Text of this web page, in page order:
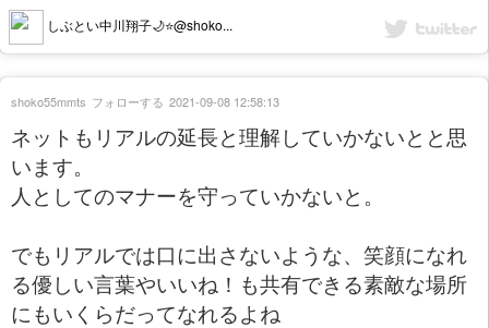
しぶとい中川翔子🌙⭐️@shoko...
ネットもリアルの延長と理解していかないとと思
います。
人としてのマナーを守っていかないと。
でもリアルでは口に出さないような、笑顔になれ
る優しい言葉やいいね！も共有できる素敵な場所
にもいくらだってなれるよね
shoko55mmts フォローする 2021-09-08 12:58:13